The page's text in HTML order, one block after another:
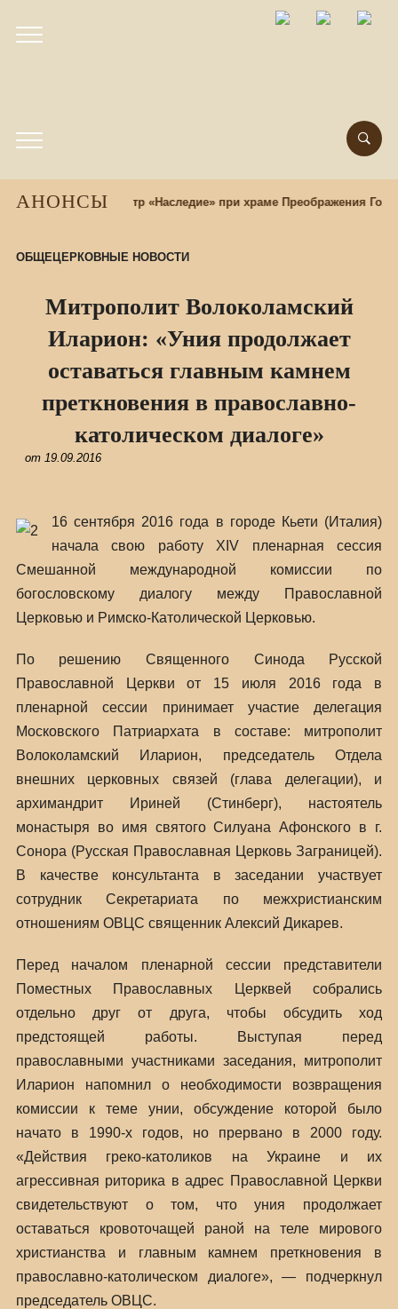
АНОНСЫ
Этнокультурный центр «Наследие» при храме Преображения
ОБЩЕЦЕРКОВНЫЕ НОВОСТИ
Митрополит Волоколамский
Иларион: «Уния продолжает
оставаться главным камнем
преткновения в православно-
католическом диалоге»
от 19.09.2016
16 сентября 2016 года в городе Кьети (Италия)
начала свою работу XIV пленарная сессия
Смешанной международной комиссии по
богословскому диалогу между Православной
Церковью и Римско-Католической Церковью.
По решению Священного Синода Русской
Православной Церкви от 15 июля 2016 года в
пленарной сессии принимает участие делегация
Московского Патриархата в составе: митрополит
Волоколамский Иларион, председатель Отдела
внешних церковных связей (глава делегации), и
архимандрит Ириней (Стинберг), настоятель
монастыря во имя святого Силуана Афонского в г.
Сонора (Русская Православная Церковь Заграницей).
В качестве консультанта в заседании участвует
сотрудник Секретариата по межхристианским
отношениям ОВЦС священник Алексий Дикарев.
Перед началом пленарной сессии представители
Поместных Православных Церквей собрались
отдельно друг от друга, чтобы обсудить ход
предстоящей работы. Выступая перед
православными участниками заседания, митрополит
Иларион напомнил о необходимости возвращения
комиссии к теме унии, обсуждение которой было
начато в 1990-х годов, но прервано в 2000 году.
«Действия греко-католиков на Украине и их
агрессивная риторика в адрес Православной Церкви
свидетельствуют о том, что уния продолжает
оставаться кровоточащей раной на теле мирового
христианства и главным камнем преткновения в
православно-католическом диалоге», — подчеркнул
председатель ОВЦС.